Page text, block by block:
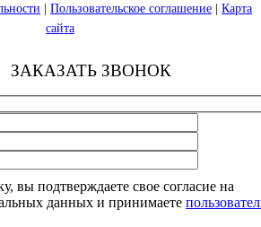
Пользовательское соглашение
Карта
сайта
ЗАКАЗАТЬ ЗВОНОК
вы подтверждаете свое согласие на
данных и принимаете